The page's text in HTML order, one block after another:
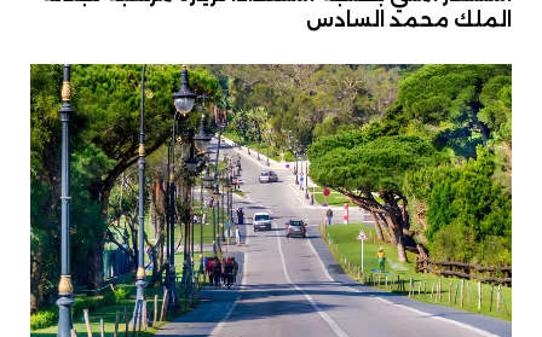
الملك محمد السادس